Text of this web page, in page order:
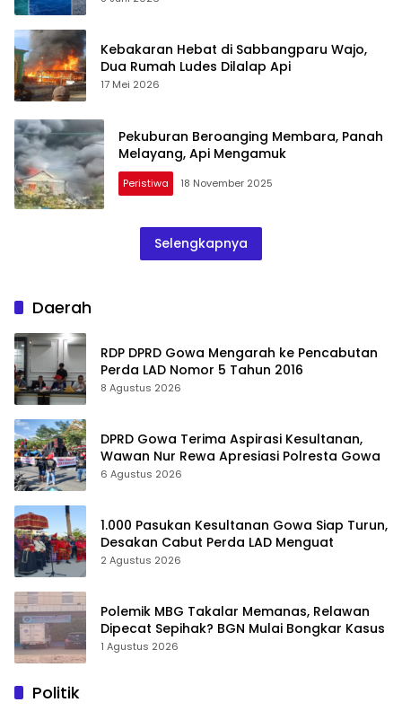
Kebakaran Hebat di Sabbangparu Wajo,
Dua Rumah Ludes Dilalap Api
17 Mei 2026
Pekuburan Beroanging Membara, Panah
Melayang, Api Mengamuk
Peristiwa 18 November 2025
Selengkapnya
Daerah
RDP DPRD Gowa Mengarah ke Pencabutan
Perda LAD Nomor 5 Tahun 2016
8 Agustus 2026
DPRD Gowa Terima Aspirasi Kesultanan,
Wawan Nur Rewa Apresiasi Polresta Gowa
6 Agustus 2026
1.000 Pasukan Kesultanan Gowa Siap Turun,
Desakan Cabut Perda LAD Menguat
2 Agustus 2026
Polemik MBG Takalar Memanas, Relawan
Dipecat Sepihak? BGN Mulai Bongkar Kasus
1 Agustus 2026
Politik